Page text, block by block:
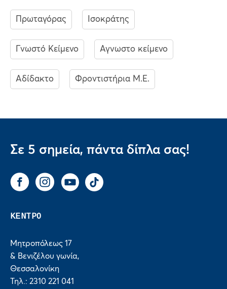
Πρωταγόρας Ισοκράτης
Γνωστό Κείμενο Αγνωστο κείμενο
Αδίδακτο Φροντιστήρια Μ.Ε.
Σε 5 σημεία, πάντα δίπλα σας!
FacebookInstagram
You Tube Tik Tok
ΚΕΝΤΡΟ
Μητροπόλεως 17
& Βενιζέλου γωνία,
Θεσσαλονίκη
Τηλ.: 2310 221 041